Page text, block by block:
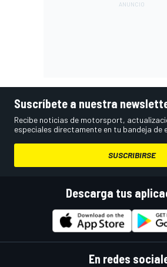
Suscríbete a nuestra
Recibe noticias de motorsport,
especiales directamente en tu bandeja de
SUSCRIBIRSE
Descarga tus
En redes